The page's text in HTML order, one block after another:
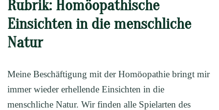
Rubrik: Homöopathische
Einsichten in die menschliche
Natur
Meine Beschäftigung mit der Homöopathie bringt mir
immer wieder erhellende Einsichten in die
menschliche Natur. Wir finden alle Spielarten des